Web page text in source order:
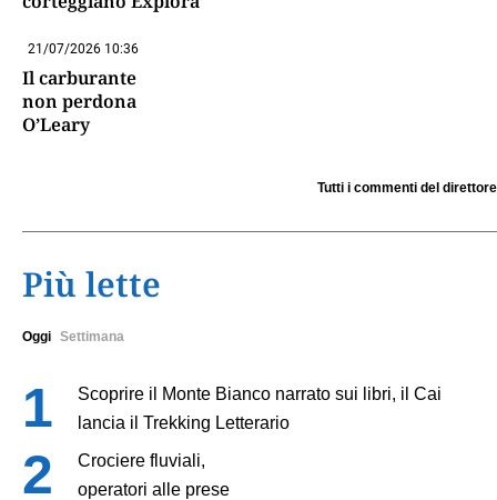
21/07/2026 10:36
Il carburante
non perdona
O’Leary
Tutti i commenti del direttore
Più lette
Oggi Settimana
Scoprire il Monte Bianco narrato sui libri, il Cai
lancia il Trekking Letterario
Crociere fluviali,
operatori alle prese